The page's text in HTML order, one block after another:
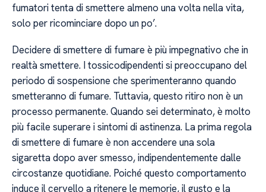
fumatori tenta di smettere almeno una volta nella vita,
solo per ricominciare dopo un po’.
Decidere di smettere di fumare è più impegnativo che in
realtà smettere. I tossicodipendenti si preoccupano del
periodo di sospensione che sperimenteranno quando
smetteranno di fumare. Tuttavia, questo ritiro non è un
processo permanente. Quando sei determinato, è molto
più facile superare i sintomi di astinenza. La prima regola
di smettere di fumare è non accendere una sola
sigaretta dopo aver smesso, indipendentemente dalle
circostanze quotidiane. Poiché questo comportamento
induce il cervello a ritenere le memorie, il gusto e la